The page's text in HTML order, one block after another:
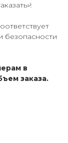
безопасности
в
заказа.